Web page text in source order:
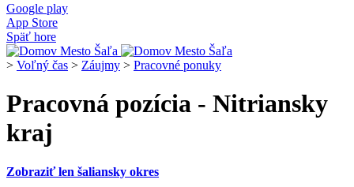
Google play
App Store
Späť hore
> Voľný čas > Záujmy > Pracovné ponuky
Pracovná pozícia - Nitriansky
kraj
Zobraziť len šaliansky okres